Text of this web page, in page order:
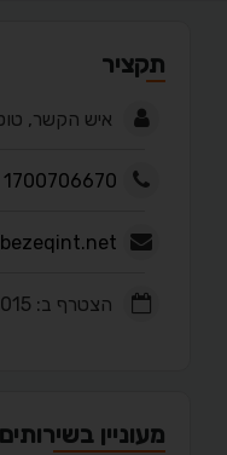
תקציר
איש הקשר,
1700706670
הצטרף ב: 23/06/2015
מעוניין